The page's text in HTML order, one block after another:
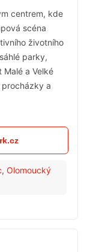
centrem, kde
scéna
životního
parky,
a Velké
a
, Olomoucký